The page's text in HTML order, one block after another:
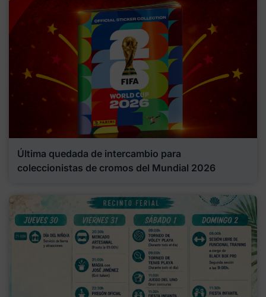
Última quedada de intercambio para
coleccionistas de cromos del Mundial 2026